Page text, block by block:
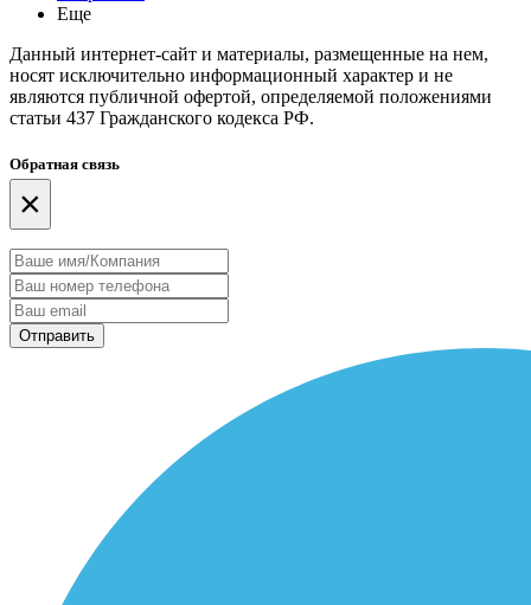
Еще
Данный интернет-сайт и материалы, размещенные на нем,
носят исключительно информационный характер и не
являются публичной офертой, определяемой положениями
статьи 437 Гражданского кодекса РФ.
Обратная связь
×
Отправить